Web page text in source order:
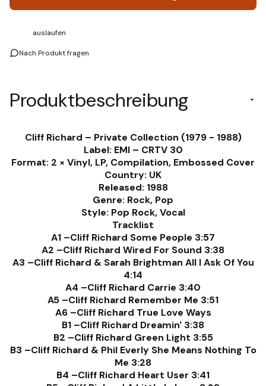
auslaufen
Nach Produkt fragen
Produktbeschreibung
Cliff Richard ‎– Private Collection (1979 - 1988)
Label: EMI ‎– CRTV 30
Format: 2 × Vinyl, LP, Compilation, Embossed Cover
Country: UK
Released: 1988
Genre: Rock, Pop
Style: Pop Rock, Vocal
Tracklist
A1 –Cliff Richard Some People 3:57
A2 –Cliff Richard Wired For Sound 3:38
A3 –Cliff Richard & Sarah Brightman All I Ask Of You
4:14
A4 –Cliff Richard Carrie 3:40
A5 –Cliff Richard Remember Me 3:51
A6 –Cliff Richard True Love Ways
B1 –Cliff Richard Dreamin' 3:38
B2 –Cliff Richard Green Light 3:55
B3 –Cliff Richard & Phil Everly She Means Nothing To
Me 3:28
B4 –Cliff Richard Heart User 3:41